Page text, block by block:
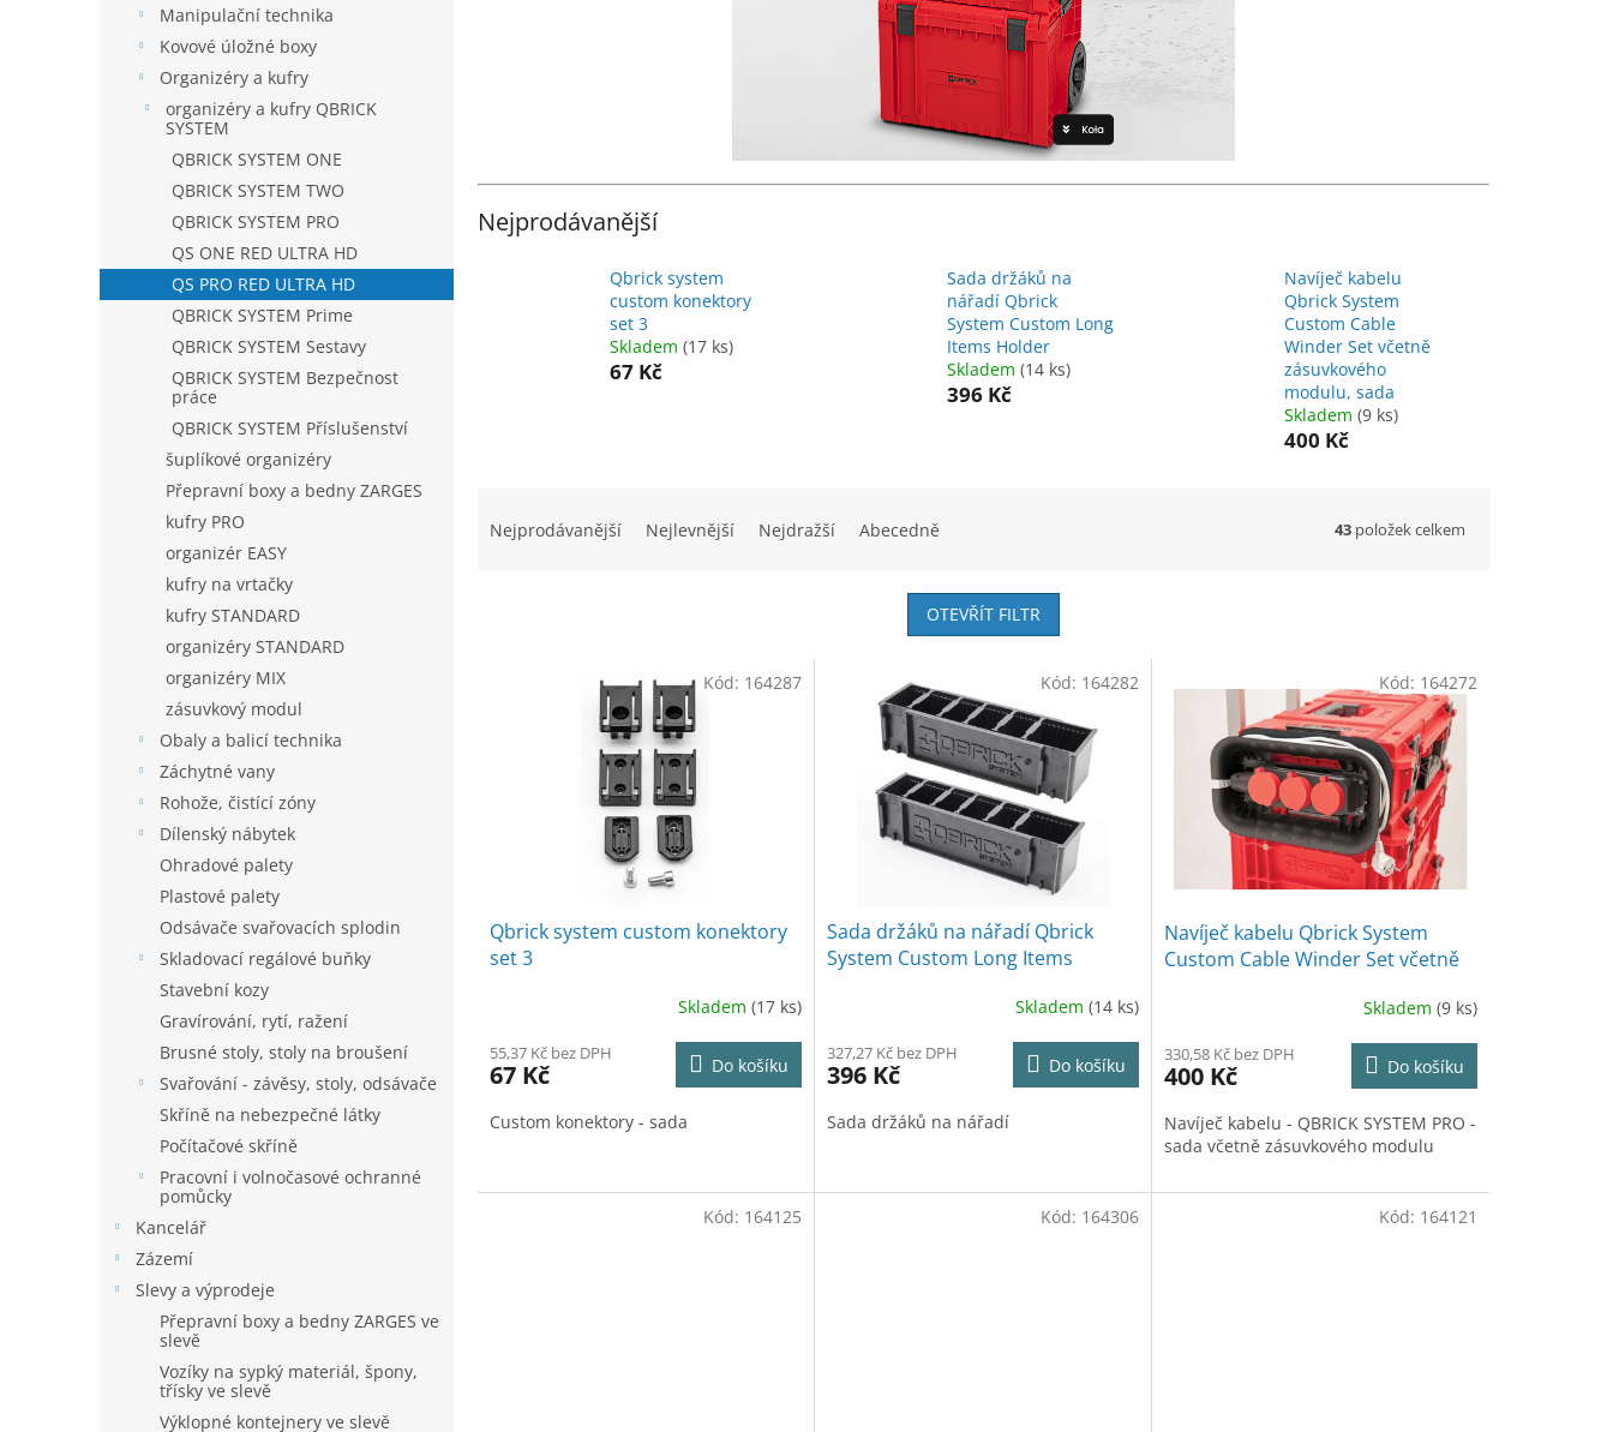
Manipulační technika
Kovové úložné boxy
Organizéry a kufry
organizéry a kufry QBRICK
SYSTEM
QBRICK SYSTEM ONE
QBRICK SYSTEM TWO
QBRICK SYSTEM PRO
QS ONE RED ULTRA HD
QS PRO RED ULTRA HD
QBRICK SYSTEM Prime
QBRICK SYSTEM Sestavy
QBRICK SYSTEM Bezpečnost
práce
QBRICK SYSTEM Příslušenství
šuplíkové organizéry
Přepravní boxy a bedny ZARGES
kufry PRO
organizér EASY
kufry na vrtačky
kufry STANDARD
organizéry STANDARD
organizéry MIX
zásuvkový modul
Obaly a balicí technika
Záchytné vany
Rohože, čistící zóny
Dílenský nábytek
Ohradové palety
Plastové palety
Odsávače svařovacích splodin
Skladovací regálové buňky
Stavební kozy
Gravírování, rytí, ražení
Brusné stoly, stoly na broušení
Svařování - závěsy, stoly, odsávače
Skříně na nebezpečné látky
Počítačové skříně
Pracovní i volnočasové ochranné
pomůcky
Kancelář
Zázemí
Slevy a výprodeje
Přepravní boxy a bedny ZARGES ve
slevě
Vozíky na sypký materiál, špony,
třísky ve slevě
Výklopné kontejnery ve slevě
Nejprodávanější
Qbrick system
custom konektory
set 3
Skladem (17 ks)
67 Kč
Sada držáků na
nářadí Qbrick
System Custom Long
Items Holder
Skladem (14 ks)
396 Kč
Navíječ kabelu
Qbrick System
Custom Cable
Winder Set včetně
zásuvkového
modulu, sada
Skladem (9 ks)
400 Kč
Nejprodávanější Nejlevnější Nejdražší Abecedně 43 položek celkem
OTEVŘÍT FILTR
Qbrick system custom konektory
set 3
Skladem (17 ks)
55,37 Kč bez DPH
67 Kč Do košíku
Custom konektory - sada
Kód: 164287
Sada držáků na nářadí Qbrick
System Custom Long Items
Skladem (14 ks)
327,27 Kč bez DPH
396 Kč Do košíku
Sada držáků na nářadí
Kód: 164282
Navíječ kabelu Qbrick System
Custom Cable Winder Set včetně
Skladem (9 ks)
330,58 Kč bez DPH
400 Kč Do košíku
Navíječ kabelu - QBRICK SYSTEM PRO -
sada včetně zásuvkového modulu
Kód: 164272
Kód: 164125 Kód: 164306 Kód: 164121